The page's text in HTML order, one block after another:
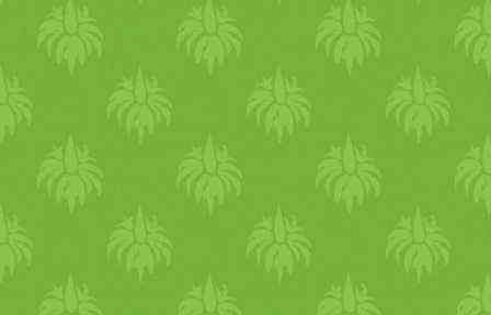
kicsit később is fekhetünk. A
reggeli szájápolási rutin után
kezd a reggelt egy hűsítő
kellemes zuhannyal, hogy az
éjszakai izzadást